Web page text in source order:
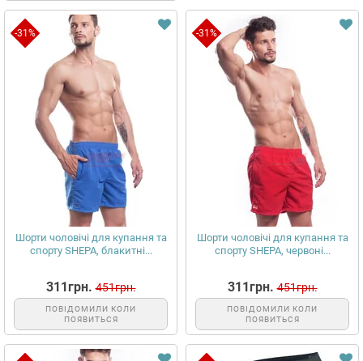
-31%
Шорти чоловічі для купання та
спорту SHEPA, блакитні...
311грн. 451грн.
ПОВІДОМИЛИ КОЛИ
ПОЯВИТЬСЯ
-31%
Шорти чоловічі для купання та
спорту SHEPA, червоні...
311грн. 451грн.
ПОВІДОМИЛИ КОЛИ
ПОЯВИТЬСЯ